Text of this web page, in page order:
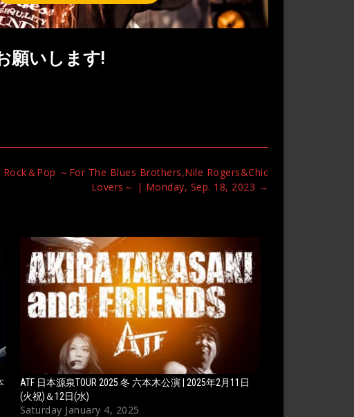
願いします!
Rock＆Pop ～For The Blues Brothers,Nile Rogers&Chic
Lovers～ | Monday, Sep. 18, 2023 →
ATF 日本源泉TOUR 2025 冬 六本木公演 | 2025年2月11日
(火祝)＆12日(水)
Saturday January 4, 2025